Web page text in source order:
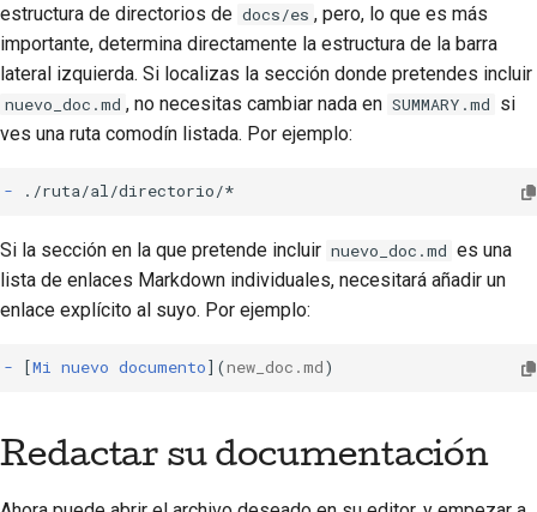
estructura de directorios de docs/es , pero, lo que es más
importante, determina directamente la estructura de la barra
lateral izquierda. Si localizas la sección donde pretendes incluir
nuevo_doc.md , no necesitas cambiar nada en SUMMARY.md si
ves una ruta comodín listada. Por ejemplo:
-
Si la sección en la que pretende incluir nuevo_doc.md es una
lista de enlaces Markdown individuales, necesitará añadir un
enlace explícito al suyo. Por ejemplo:
- [Mi nuevo documento](new_doc.md
Redactar su documentación